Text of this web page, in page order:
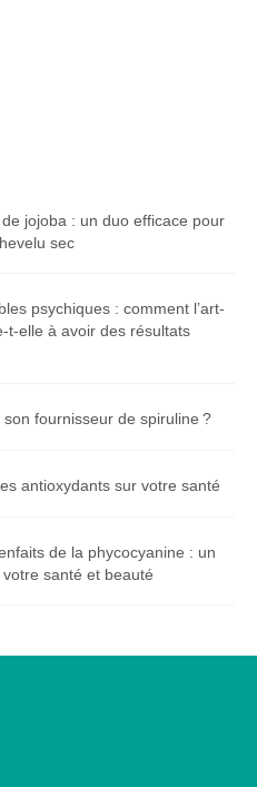
jojoba : un duo efficace pour
sec
psychiques : comment l’art-
t-elle à avoir des résultats
fournisseur de spiruline ?
antioxydants sur votre santé
de la phycocyanine : un
santé et beauté